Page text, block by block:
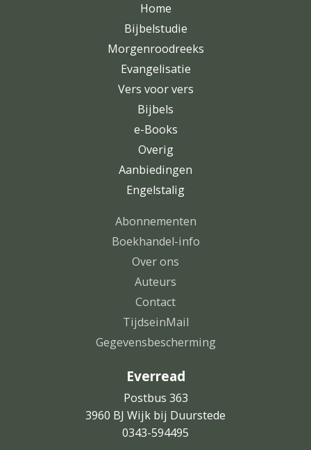
Home
Bijbelstudie
Morgenroodreeks
Evangelisatie
Vers voor vers
Bijbels
e-Books
Overig
Aanbiedingen
Engelstalig
Abonnementen
Boekhandel-info
Over ons
Auteurs
Contact
TijdseinMail
Gegevensbescherming
Everread
Postbus 363
3960 BJ Wijk bij Duurstede
0343-594495